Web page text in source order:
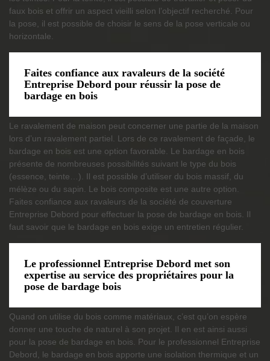
faux bois et offrir un aspect vieilli selon l’objectif recherché. Pour
la pose, il est possible de choisir le sens de la pose verticale ou
horizontale.
Faites confiance aux ravaleurs de la société
Entreprise Debord pour réussir la pose de
bardage en bois
Le ravalement de maison peut concerner une partie de la maison
lors d’un ravalement partiel. Lors de ce ravalement de façade, le
bardage en bois est une option favorable. Le bardage en bois
présente de nombreuses possibilités suivant le type du bois
(essence, teinte…). Il est possible d’utiliser du bois massif, du
mélèze ou du sapin. Le bois composite est une autre option.
Faites confiance aux ravaleurs de la société de couverture
Entreprise Debord pour effectuer la pose de bardage en bois. Il
faut savoir que le bardage en bois exige un entretien régulier.
Le professionnel Entreprise Debord met son
expertise au service des propriétaires pour la
pose de bardage bois
Quand on utilise du bois comme matériaux, c’est qu’on espère
donner une touche de naturel à son projet. Il en est ainsi aussi
pour la pose de bardage en bois. Pour le professionnel Entreprise
Debord, le bardage en bois apporte une isolation thermique et un